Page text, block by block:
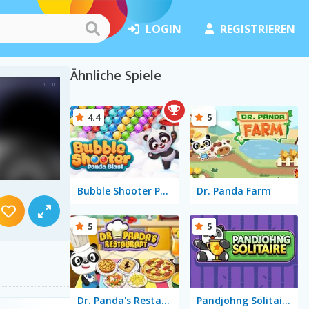
LOGIN REGISTRIEREN
Ähnliche Spiele
Bubble Shooter Panda Blast
4.4
Dr. Panda Farm
5
Dr. Panda's Restaurant
5
Pandjohng Solitaire
5